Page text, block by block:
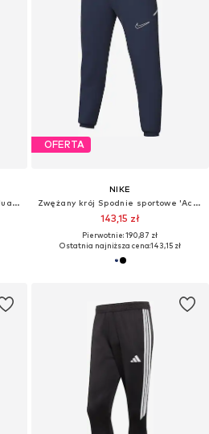
Slimfit Spodnie sportowe 'IndividualCUP'
OFERTA
NIKE
Zwężany krój Spodnie sportowe 'Academy 25'
143,15 zł
Pierwotnie: 190,87 zł
Ostatnia najniższa cena:143,15 zł